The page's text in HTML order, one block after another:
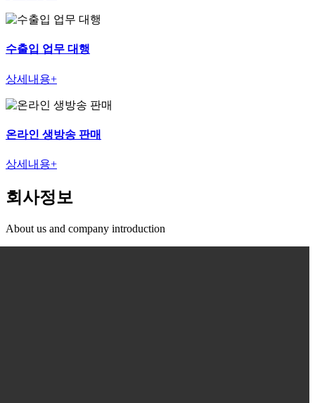
수출입 업무 대행
상세내용+
온라인 생방송 판매
상세내용+
회사정보
About us and company introduction